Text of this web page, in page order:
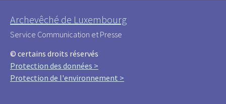
Archevêché de Luxembourg
Service Communication et Presse
© certains droits réservés
Protection des données >
Protection de l'environnement >